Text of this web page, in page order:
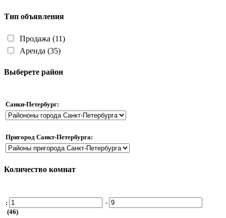
Тип объявления
Продажа (11)
Аренда (35)
Выберете район
Санки-Петербург:
Пригород Санкт-Петербурга:
Количество комнат
:
-
(46)